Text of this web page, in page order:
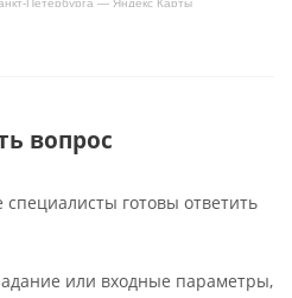
— Яндекс Карты
вопрос
готовы ответить
или входные параметры,